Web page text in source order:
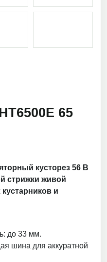
65
кусторез 56 В
стрижки живой
и
до 33 мм.
шина для аккуратной